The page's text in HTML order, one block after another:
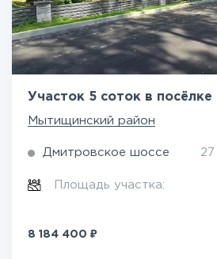
Участок 5 соток в
Мытищинский район
Дмитровское шоссе
Площадь участка:
8 184 400 ₽